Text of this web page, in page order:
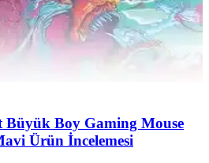
Büyük Boy Gaming Mouse
Ürün İncelemesi